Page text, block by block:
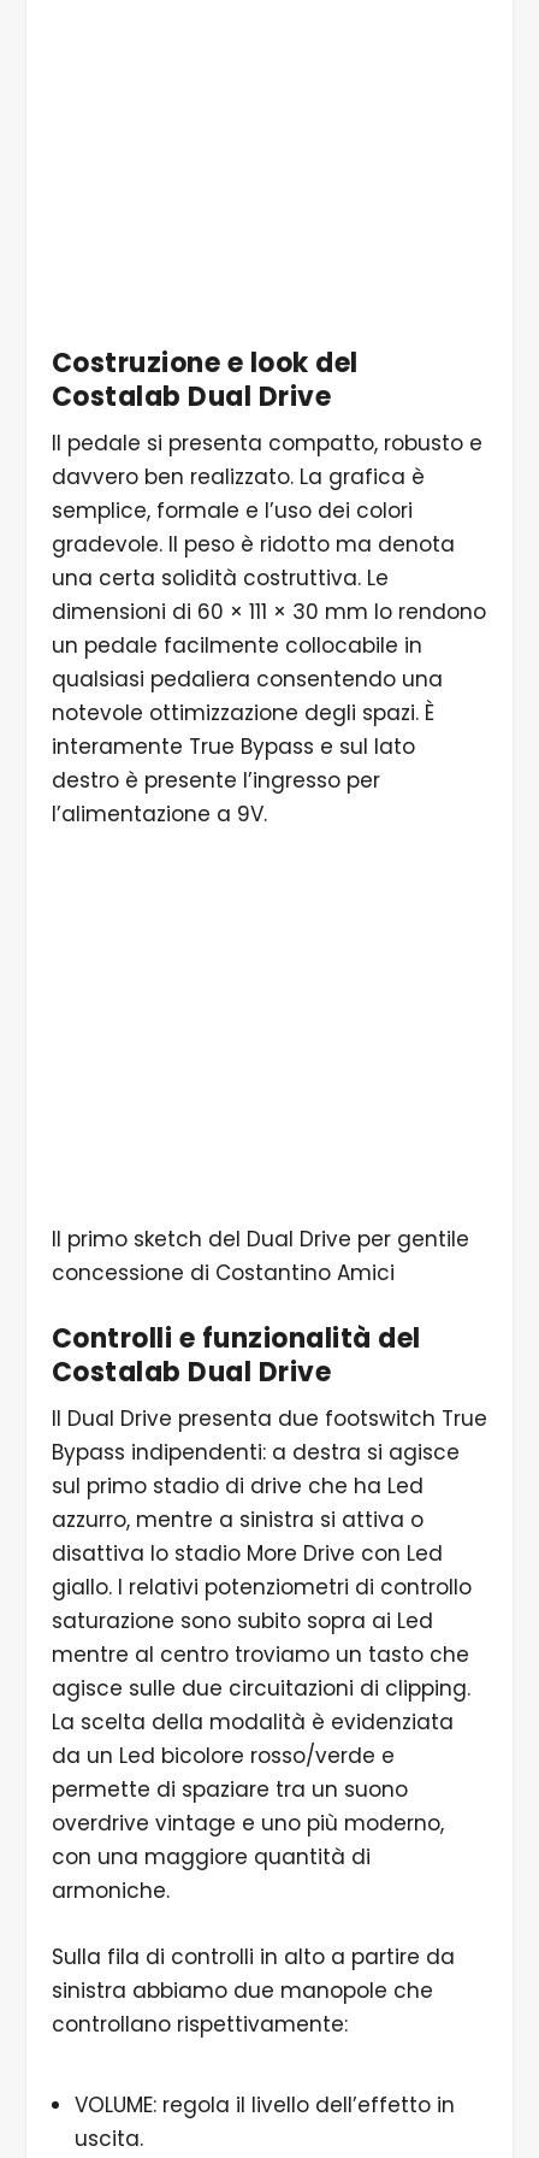
Costruzione e look del
Costalab Dual Drive
Il pedale si presenta compatto, robusto e
davvero ben realizzato. La grafica è
semplice, formale e l’uso dei colori
gradevole. Il peso è ridotto ma denota
una certa solidità costruttiva. Le
dimensioni di 60 × 111 × 30 mm lo rendono
un pedale facilmente collocabile in
qualsiasi pedaliera consentendo una
notevole ottimizzazione degli spazi. È
interamente True Bypass e sul lato
destro è presente l’ingresso per
l’alimentazione a 9V.
Il primo sketch del Dual Drive per gentile
concessione di Costantino Amici
Controlli e funzionalità del
Costalab Dual Drive
Il Dual Drive presenta due footswitch True
Bypass indipendenti: a destra si agisce
sul primo stadio di drive che ha Led
azzurro, mentre a sinistra si attiva o
disattiva lo stadio More Drive con Led
giallo. I relativi potenziometri di controllo
saturazione sono subito sopra ai Led
mentre al centro troviamo un tasto che
agisce sulle due circuitazioni di clipping.
La scelta della modalità è evidenziata
da un Led bicolore rosso/verde e
permette di spaziare tra un suono
overdrive vintage e uno più moderno,
con una maggiore quantità di
armoniche.
Sulla fila di controlli in alto a partire da
sinistra abbiamo due manopole che
controllano rispettivamente:
VOLUME: regola il livello dell’effetto in
uscita.